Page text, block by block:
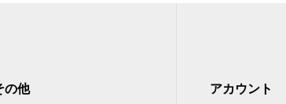
の他 アカウント